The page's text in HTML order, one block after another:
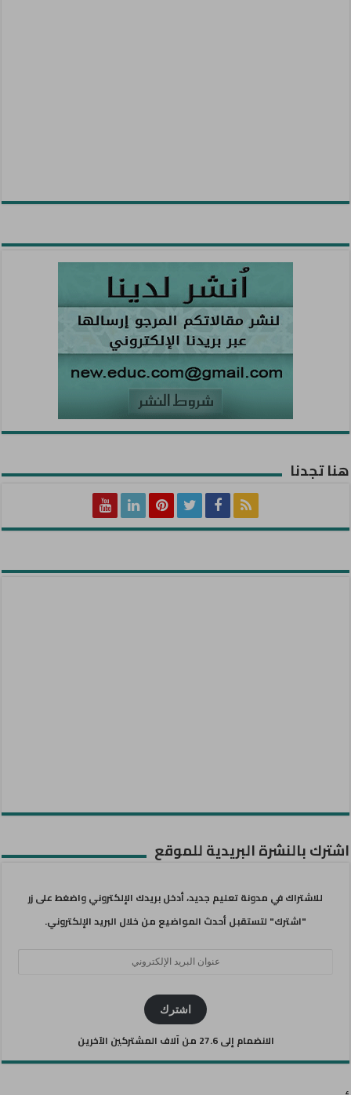
هنا تجدنا
اشترك بالنشرة البريدية للموقع
للاشتراك في مدونة تعليم جديد، أدخل بريدك الإلكتروني واضغط على زر
"اشترك" لتستقبل أحدث المواضيع من خلال البريد الإلكتروني.
اشترك
الانضمام إلى 27.6 من آلاف المشتركين الآخرين